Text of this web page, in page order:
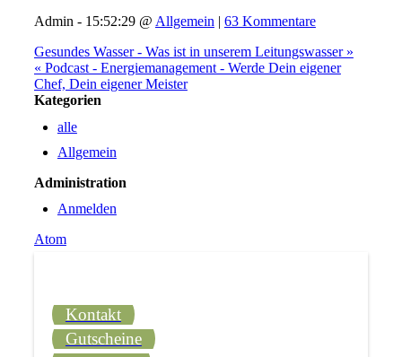
Admin - 15:52:29 @ Allgemein | 63 Kommentare
Gesundes Wasser - Was ist in unserem Leitungswasser »
« Podcast - Energiemanagement - Werde Dein eigener
Chef, Dein eigener Meister
Kategorien
alle
Allgemein
Administration
Anmelden
Atom
Kontakt
Gutscheine